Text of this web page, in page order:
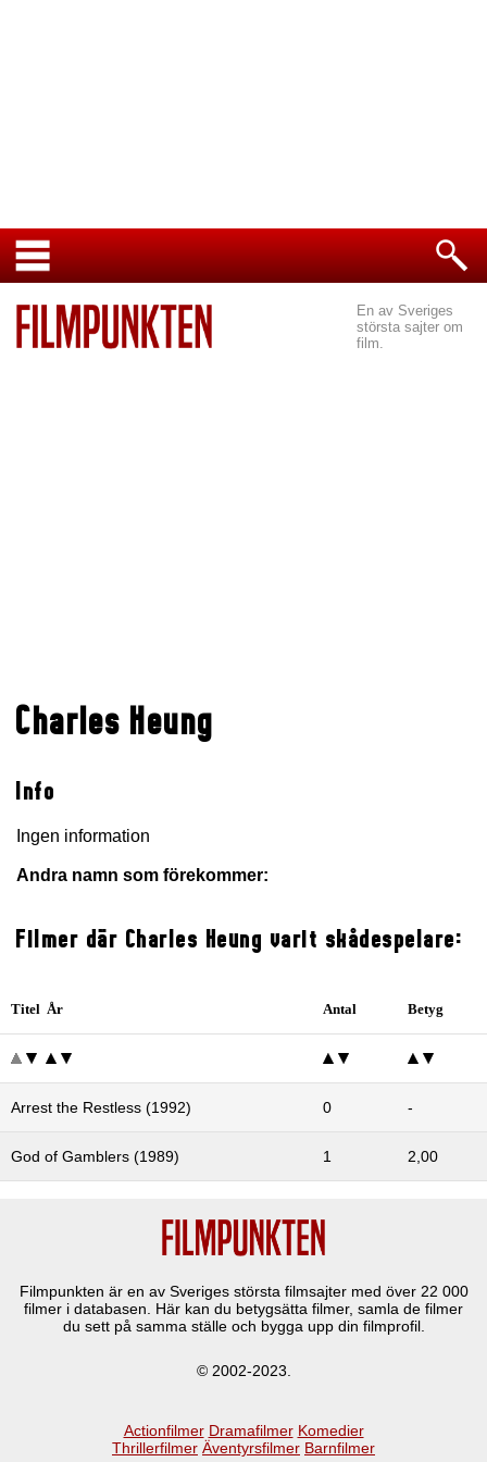
En av Sveriges
största sajter om
film.
Charles Heung
Info
Ingen information
Andra namn som förekommer:
Filmer där Charles Heung varit skådespelare:
Titel År Antal Betyg
Arrest the Restless (1992) 0 -
God of Gamblers (1989) 1 2,00
Filmpunkten är en av Sveriges största filmsajter med över 22 000
filmer i databasen. Här kan du betygsätta filmer, samla de filmer
du sett på samma ställe och bygga upp din filmprofil.
© 2002-2023.
Actionfilmer Dramafilmer Komedier
Thrillerfilmer Äventyrsfilmer Barnfilmer